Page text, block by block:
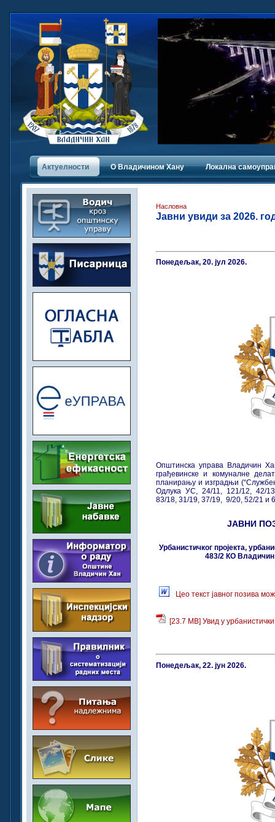
Актуелности О Владичинoм Хану Локална
Насловна
Јавни увиди за 2026.
Понедељак, 20. јул 2026.
Општинска управа Владичин
грађевинске и комуналне
планирању и изградњи
Одлука УС, 24/11, 121/12, 42/
83/18, 31/19, 37/19, 9/20, 52/21 и
ЈАВНИ
Урбанистичког пројекта,
483/2 КО Владичин
Цео текст јавног позива
[23.7 MB] Увид у
Понедељак, 22. јун 2026.